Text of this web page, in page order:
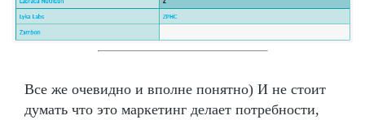
Все же очевидно и вполне понятно) И не стоит
думать что это маркетинг делает потребности,